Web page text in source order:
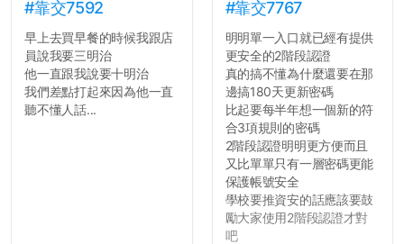
#靠交7592
早上去買早餐的時候我跟店
員說我要三明治
他一直跟我說要十明治
我們差點打起來因為他一直
聽不懂人話...
#靠交7767
明明單一入口就已經有提供
更安全的2階段認證
真的搞不懂為什麼還要在那
邊搞180天更新密碼
比起要每半年想一個新的符
合3項規則的密碼
2階段認證明明更方便而且
又比單單只有一層密碼更能
保護帳號安全
學校要推資安的話應該要鼓
勵大家使用2階段認證才對
吧